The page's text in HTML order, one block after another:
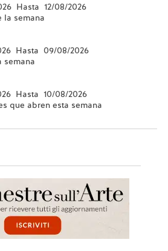
Hasta 12/08/2026
la semana
Hasta 09/08/2026
semana
Hasta 10/08/2026
que abren esta semana